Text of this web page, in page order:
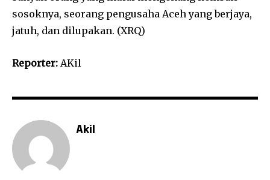
sosoknya, seorang pengusaha Aceh yang berjaya,
jatuh, dan dilupakan. (XRQ)
Reporter: AKil
Akil